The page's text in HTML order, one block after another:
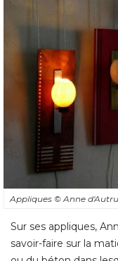
Appliques © Anne
Sur ses appliques,
savoir-faire sur la